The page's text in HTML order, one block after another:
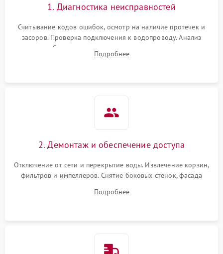
1. Диагностика неисправностей
Считывание кодов ошибок, осмотр на наличие протечек и
засоров. Проверка подключения к водопроводу. Анализ
жалоб на отсутствие слива, нагрева, вращения
разбрызгивателей или срабатывание системы защиты
Подробнее
2. Демонтаж и обеспечение доступа
Отключение от сети и перекрытие воды. Извлечение корзин,
фильтров и импеллеров. Снятие боковых стенок, фасада
циркуляционному насосу, ТЭНу и сливной помпе.
Подробнее